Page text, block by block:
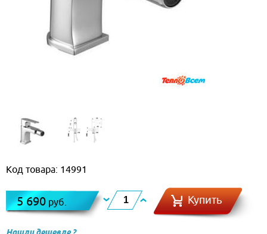
Код товара: 14991
5 690 руб. Купить
Нашли дешевле ?